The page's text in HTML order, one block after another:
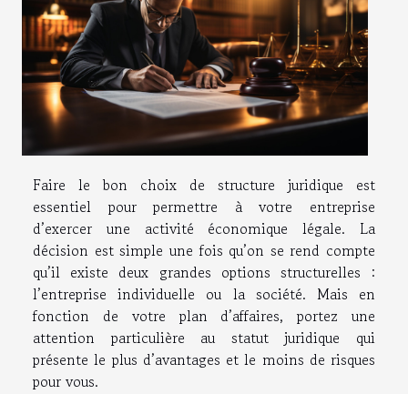
Faire le bon choix de structure juridique est
essentiel pour permettre à votre entreprise
d’exercer une activité économique légale. La
décision est simple une fois qu’on se rend compte
qu’il existe deux grandes options structurelles :
l’entreprise individuelle ou la société. Mais en
fonction de votre plan d’affaires, portez une
attention particulière au statut juridique qui
présente le plus d’avantages et le moins de risques
pour vous.